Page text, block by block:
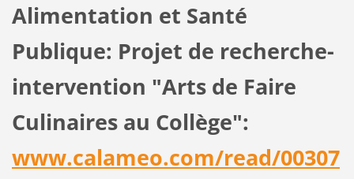
Alimentation et Santé
Publique: Projet de recherche-
intervention "Arts de Faire
Culinaires au Collège":
www.calameo.com/read/00307